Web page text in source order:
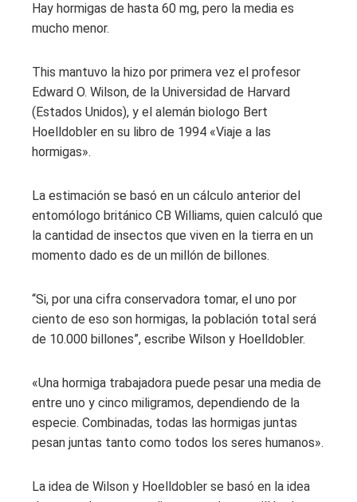
Hay hormigas de hasta 60 mg, pero la media es
mucho menor.
This mantuvo la hizo por primera vez el profesor
Edward O. Wilson, de la Universidad de Harvard
(Estados Unidos), y el alemán biologo Bert
Hoelldobler en su libro de 1994 «Viaje a las
hormigas».
La estimación se basó en un cálculo anterior del
entomólogo británico CB Williams, quien calculó que
la cantidad de insectos que viven en la tierra en un
momento dado es de un millón de billones.
“Si, por una cifra conservadora tomar, el uno por
ciento de eso son hormigas, la población total será
de 10.000 billones”, escribe Wilson y Hoelldobler.
«Una hormiga trabajadora puede pesar una media de
entre uno y cinco miligramos, dependiendo de la
especie. Combinadas, todas las hormigas juntas
pesan juntas tanto como todos los seres humanos».
La idea de Wilson y Hoelldobler se basó en la idea